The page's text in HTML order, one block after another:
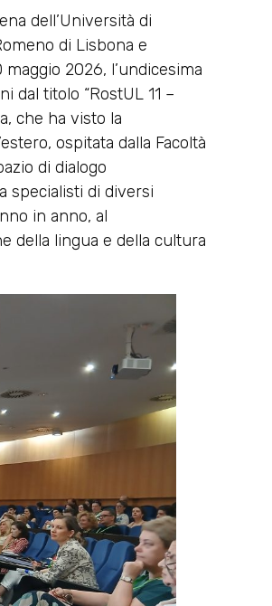
dell’Università di
di Lisbona e
2026, l’undicesima
dal titolo “RostUL 11 –
che ha visto la
ospitata dalla Facoltà
di dialogo
specialisti di diversi
in anno, al
della lingua e della cultura